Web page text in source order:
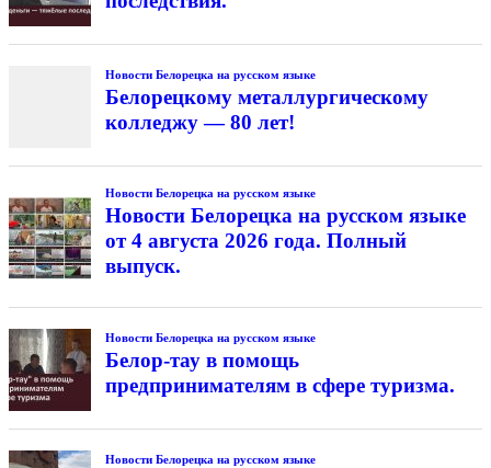
Новости Белорецка на русском языке
Белорецкому металлургическому
колледжу — 80 лет!
Новости Белорецка на русском языке
Новости Белорецка на русском языке
от 4 августа 2026 года. Полный
выпуск.
Новости Белорецка на русском языке
Белор-тау в помощь
предпринимателям в сфере туризма.
Новости Белорецка на русском языке